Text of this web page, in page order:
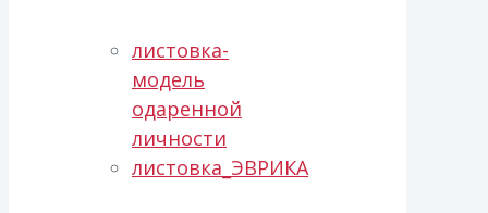
листовка-
модель
одаренной
личности
листовка_ЭВРИКА